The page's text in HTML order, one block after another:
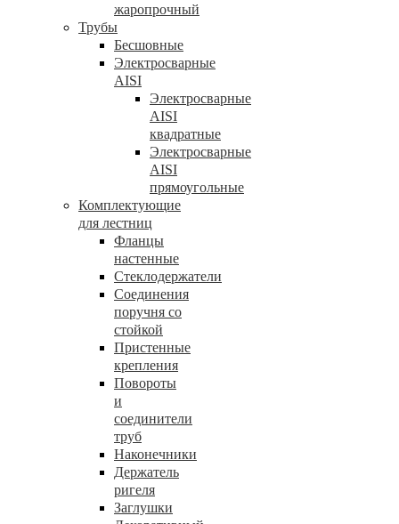
жаропрочный
Трубы
Бесшовные
Электросварные
AISI
Электросварные
AISI
квадратные
Электросварные
AISI
прямоугольные
Комплектующие
для лестниц
Фланцы
настенные
Стеклодержатели
Соединения
поручня со
стойкой
Пристенные
крепления
Повороты
и
соединители
труб
Наконечники
Держатель
ригеля
Заглушки